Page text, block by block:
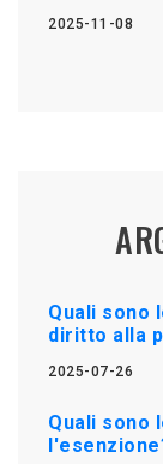
2025-11-08
Quali sono
diritto alla
2025-07-26
Quali sono